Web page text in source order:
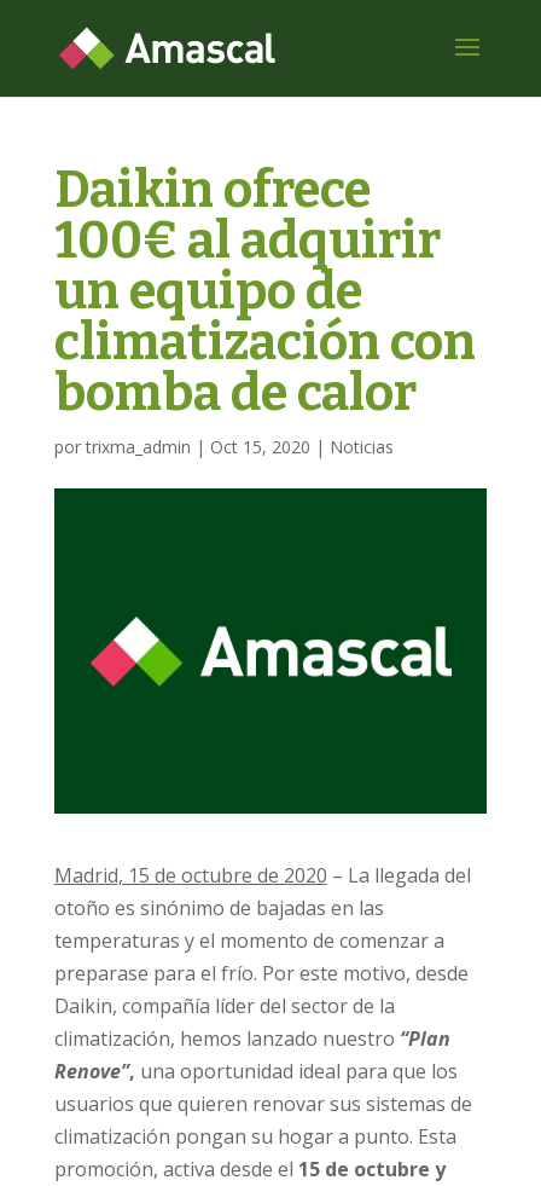
Daikin ofrece
100€ al adquirir
un equipo de
climatización con
bomba de calor
portrixma_admin | Oct 15, 2020 | Noticias
Madrid, 15 de octubre de 2020 – La llegada del
otoño es sinónimo de bajadas en las
temperaturas y el momento de comenzar a
preparase para el frío. Por este motivo, desde
Daikin, compañía líder del sector de la
climatización, hemos lanzado nuestro “Plan
Renove”, una oportunidad ideal para que los
usuarios que quieren renovar sus sistemas de
climatización pongan su hogar a punto. Esta
promoción, activa desde el 15 de octubre y